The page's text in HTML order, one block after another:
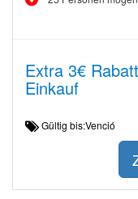
Extra 3€
Einkauf
Gültig bis:Venció